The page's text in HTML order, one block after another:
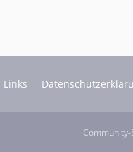
Links